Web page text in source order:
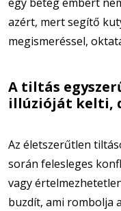
egy beteg embert
azért, mert segítő
megismeréssel,
A tiltás
illúzióját kelti,
Az életszerűtlen
során felesleges
vagy
buzdít, ami rombolja